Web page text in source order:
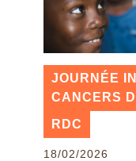
JOURNÉE
CANCERS
RDC
18/02/2026